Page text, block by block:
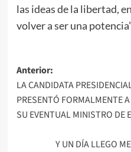
las ideas de la libertad,
volver a ser una
Navegación
de
entradas
Anterior:
LA CANDIDATA
PRESENTÓ FORMALMENTE
SU EVENTUAL MINISTRO DE
Y UN DÍA LLEGO